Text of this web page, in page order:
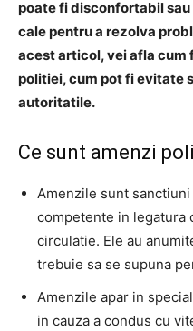
poate fi disconfortabil sau
cale pentru a rezolva
acest articol, vei afla
politiei, cum pot fi evitate
autoritatile.
Ce sunt amenzi
Amenzile sunt
competente in legatura
circulatie. Ele au
trebuie sa se supuna
Amenzile apar in
in cauza a condus cu